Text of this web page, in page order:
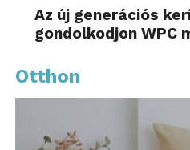
Az új generációs
gondolkodjon WPC
Otthon